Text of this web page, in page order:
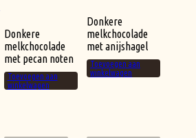
Donkere
melkchocolade
met pecan noten
Toevoegen aan
winkelwagen
Donkere
melkchocolade
met anijshagel
Toevoegen aan
winkelwagen